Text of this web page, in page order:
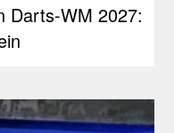
Darts-WM 2027: